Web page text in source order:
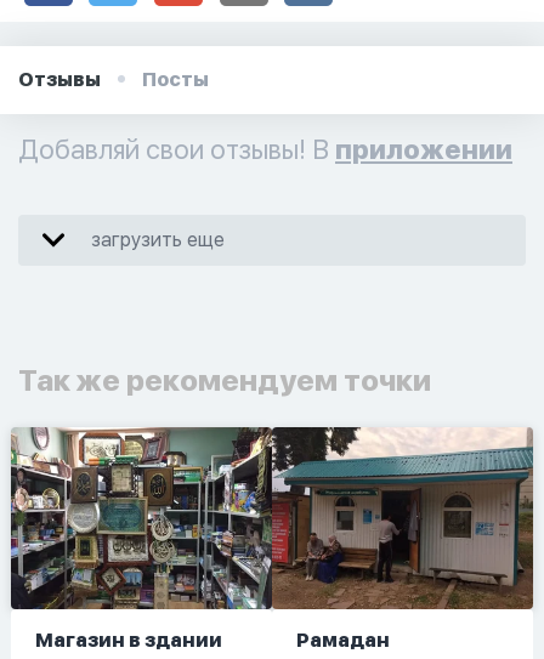
Отзывы Посты
Добавляй свои отзывы! В приложении
загрузить еще
Так же рекомендуем точки
Магазин в здании
Рамадан